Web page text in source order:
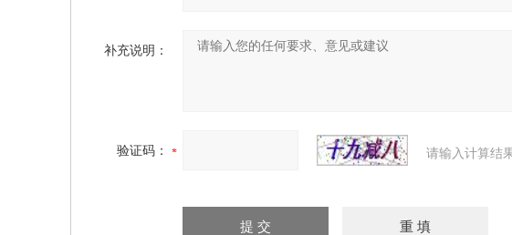
补充说明：
验证码： 请输入计算结